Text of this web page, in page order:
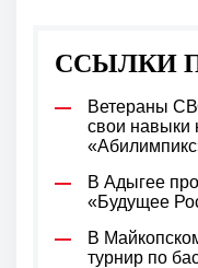
ССЫЛКИ
Ветераны
свои навыки
В Адыгее
«Будущее
В
турнир по